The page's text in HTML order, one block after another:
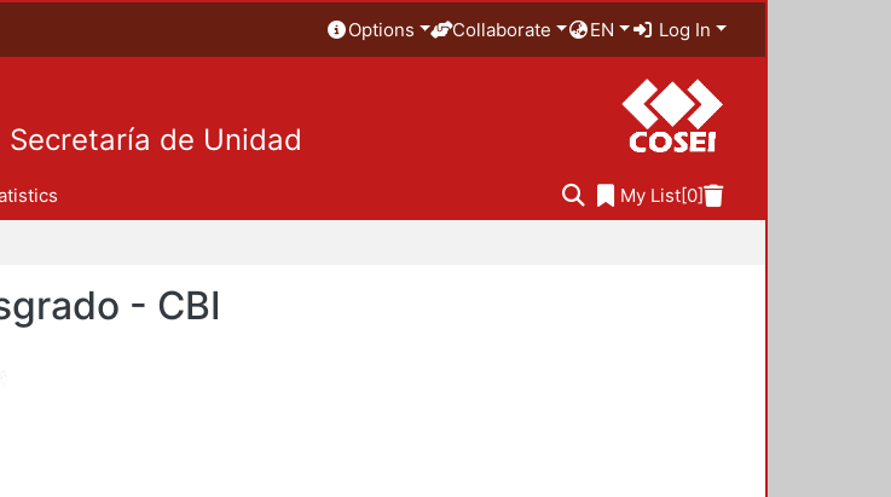
Options Collaborate EN Log In
Secretaría de Unidad
My List[0]
- CBI